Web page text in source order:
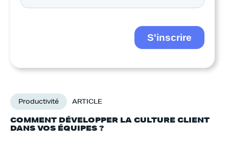
Productivité ARTICLE
COMMENT DÉVELOPPER LA CULTURE CLIENT
DANS VOS ÉQUIPES ?